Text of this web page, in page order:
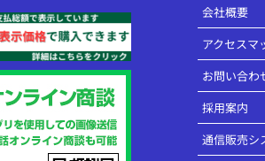
会社概要
アクセスマ
お問い合わ
採用案内
通信販売シ